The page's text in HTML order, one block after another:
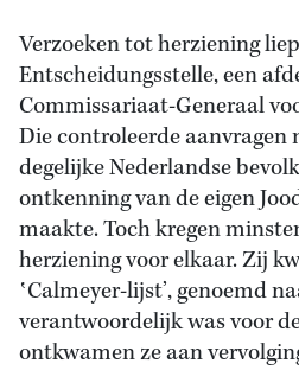
Verzoeken tot herziening
Entscheidungsstelle, een
Commissariaat-Generaal
Die controleerde
degelijke Nederlandse
ontkenning van de eigen
maakte. Toch kregen
herziening voor elkaar. Zij
‛Calmeyer-lijst’, genoemd
verantwoordelijk was voor
ontkwamen ze aan